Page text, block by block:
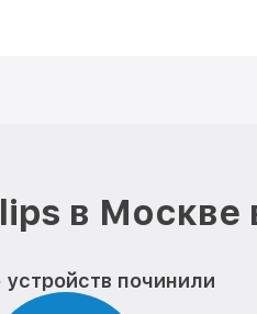
в Москве
устройств починили